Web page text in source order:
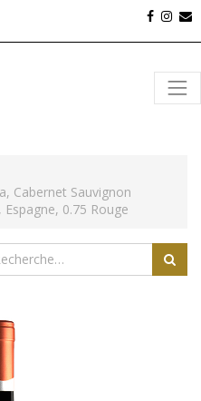
Cabernet Sauvignon
0.75 Rouge